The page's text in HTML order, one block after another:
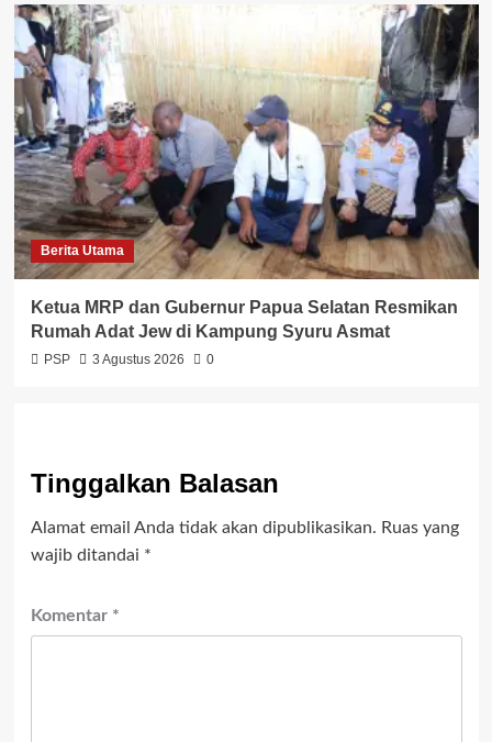
Berita Utama
Ketua MRP dan Gubernur Papua Selatan Resmikan
Rumah Adat Jew di Kampung Syuru Asmat
PSP 3 Agustus 2026 0
Tinggalkan Balasan
Alamat email Anda tidak akan dipublikasikan. Ruas yang
wajib ditandai *
Komentar *